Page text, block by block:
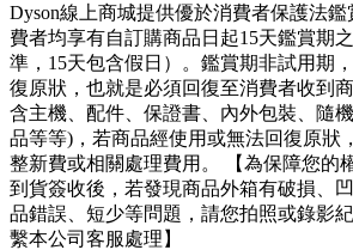
Dyson線上商城提供優於消費者保護法
費者均享有自訂購商品日起15天鑑賞期
準，15天包含假日）。鑑賞期非試用期
復原狀，也就是必須回復至消費者收到
含主機、配件、保證書、內外包裝、隨
品等等)，若商品經使用或無法回復原狀
整新費或相關處理費用。 【為保障您的
到貨簽收後，若發現商品外箱有破損、
品錯誤、短少等問題，請您拍照或錄影
繫本公司客服處理】